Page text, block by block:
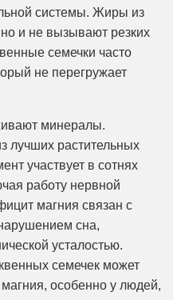
системы. Жиры из
и не вызывают резких
семечки часто
не перегружает
минералы.
лучших растительных
участвует в сотнях
работу нервной
магния связан с
сна,
усталостью.
семечек может
особенно у людей,